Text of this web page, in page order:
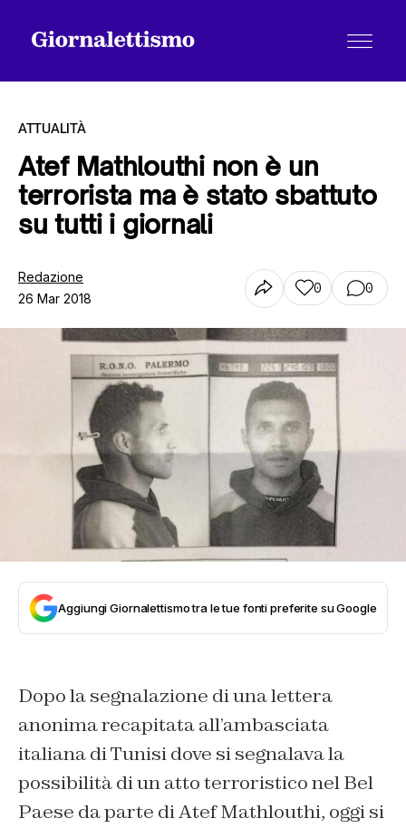
Tutti gli articoli
Chi siamo
Contatti
ATTUALITÀ
Atef Mathlouthi non è un
terrorista ma è stato sbattuto
su tutti i giornali
Redazione
26 Mar 2018
0 0
Aggiungi Giornalettismo tra le tue fonti preferite su Google
Dopo la segnalazione di una lettera
anonima recapitata all’ambasciata
italiana di Tunisi dove si segnalava la
possibilità di un atto terroristico nel Bel
Paese da parte di Atef Mathlouthi, oggi si